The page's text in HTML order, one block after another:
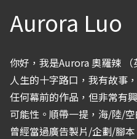
Aurora Luo
你好，我是Aurora 奧羅辣
人生的十字路口，我有故事，你
任何幕前的作品，但非常有
可能性。順帶一提，海/陸/
曾經當過廣告製片/企劃/腳